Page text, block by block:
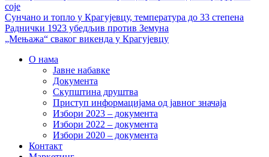
соје
Сунчано и топло у Крагујевцу, температура до 33 степена
Раднички 1923 убедљив против Земуна
„Мењажа“ сваког викенда у Крагујевцу
О нама
Јавне набавке
Документа
Скупштина друштва
Приступ информацијама од јавног значаја
Избори 2023 – документа
Избори 2022 – документа
Избори 2020 – документа
Контакт